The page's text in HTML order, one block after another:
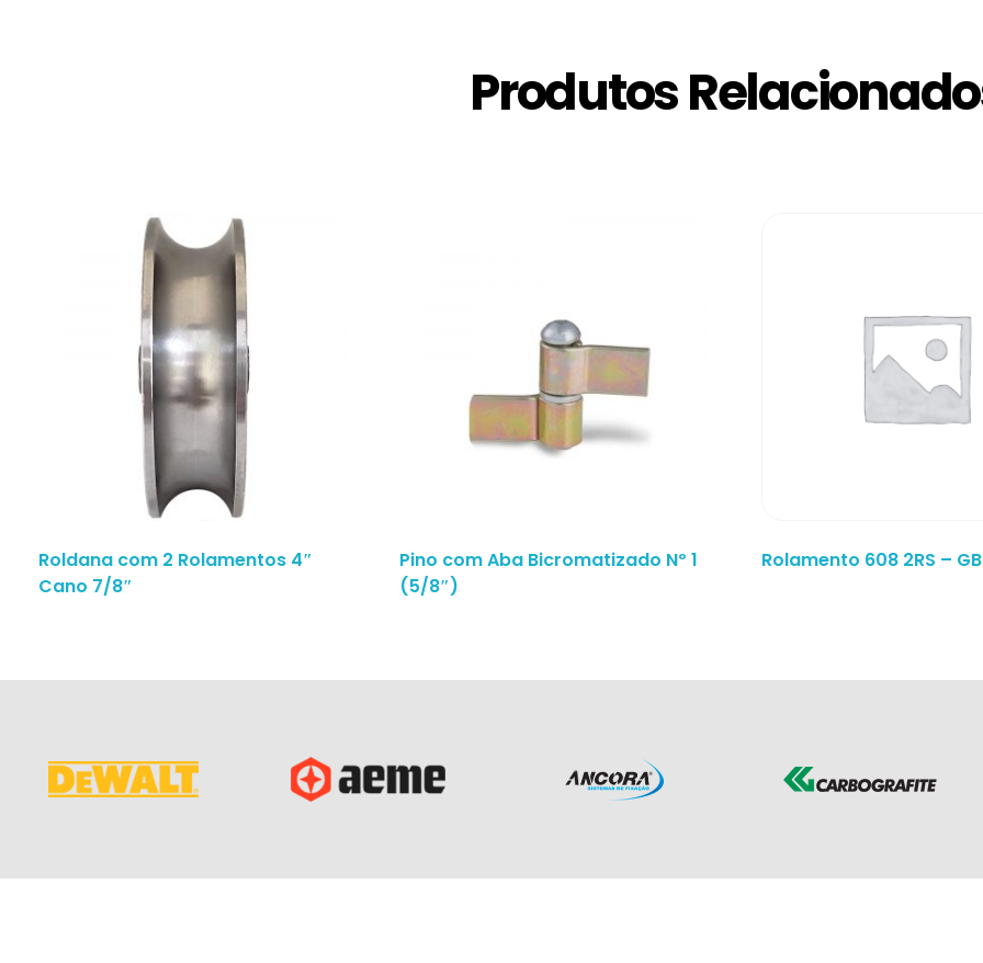
Produtos
Roldana com 2 Rolamentos 4″
Cano 7/8″
Pino com Aba Bicromatizado Nº 1
(5/8″)
Rolamento 608 2RS –